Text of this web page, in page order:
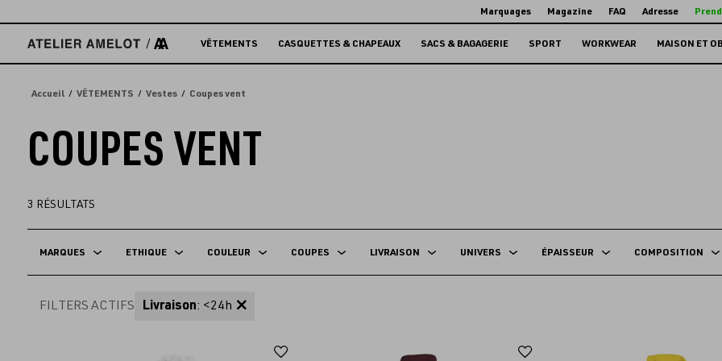
directement
contenu
Marquages Magazine FAQ Adresse
VÊTEMENTS CASQUETTES & CHAPEAUX SACS & BAGAGERIE SPORT WORKWEAR MAISON ET
Accueil VÊTEMENTS Vestes Coupes vent
COUPES VENT
3 RÉSULTATS
MARQUES ETHIQUE COULEUR COUPES LIVRAISON UNIVERS ÉPAISSEUR COMPOSITION
FILTERS ACTIFS Livraison: <24h